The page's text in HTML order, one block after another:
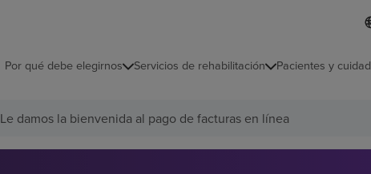
d
o
m
e
Por qué debe elegirnos Servicios de rehabilitación Pacientes y
Le damos la bienvenida al pago de facturas en línea